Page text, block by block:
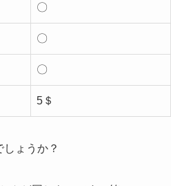
〇
〇
〇
5＄
ょうか？